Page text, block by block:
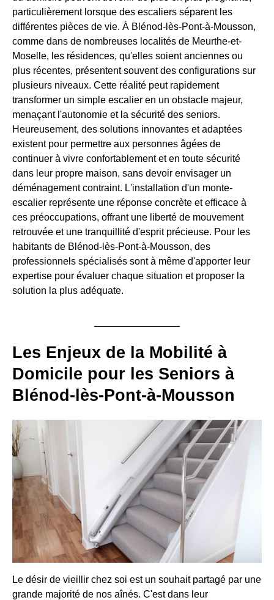
particulièrement lorsque des escaliers séparent les
différentes pièces de vie. À Blénod-lès-Pont-à-Mousson,
comme dans de nombreuses localités de Meurthe-et-
Moselle, les résidences, qu'elles soient anciennes ou
plus récentes, présentent souvent des configurations sur
plusieurs niveaux. Cette réalité peut rapidement
transformer un simple escalier en un obstacle majeur,
menaçant l'autonomie et la sécurité des seniors.
Heureusement, des solutions innovantes et adaptées
existent pour permettre aux personnes âgées de
continuer à vivre confortablement et en toute sécurité
dans leur propre maison, sans devoir envisager un
déménagement contraint. L'installation d'un monte-
escalier représente une réponse concrète et efficace à
ces préoccupations, offrant une liberté de mouvement
retrouvée et une tranquillité d'esprit précieuse. Pour les
habitants de Blénod-lès-Pont-à-Mousson, des
professionnels spécialisés sont à même d'apporter leur
expertise pour évaluer chaque situation et proposer la
solution la plus adéquate.
Les Enjeux de la Mobilité à
Domicile pour les Seniors à
Blénod-lès-Pont-à-Mousson
Le désir de vieillir chez soi est un souhait partagé par une
grande majorité de nos aînés. C'est dans leur